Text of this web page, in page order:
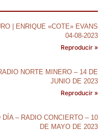
| ENRIQUE «COTE» EVANS
04-08-2023
Reproducir »
NORTE MINERO – 14 DE
JUNIO DE 2023
Reproducir »
– RADIO CONCIERTO – 10
DE MAYO DE 2023